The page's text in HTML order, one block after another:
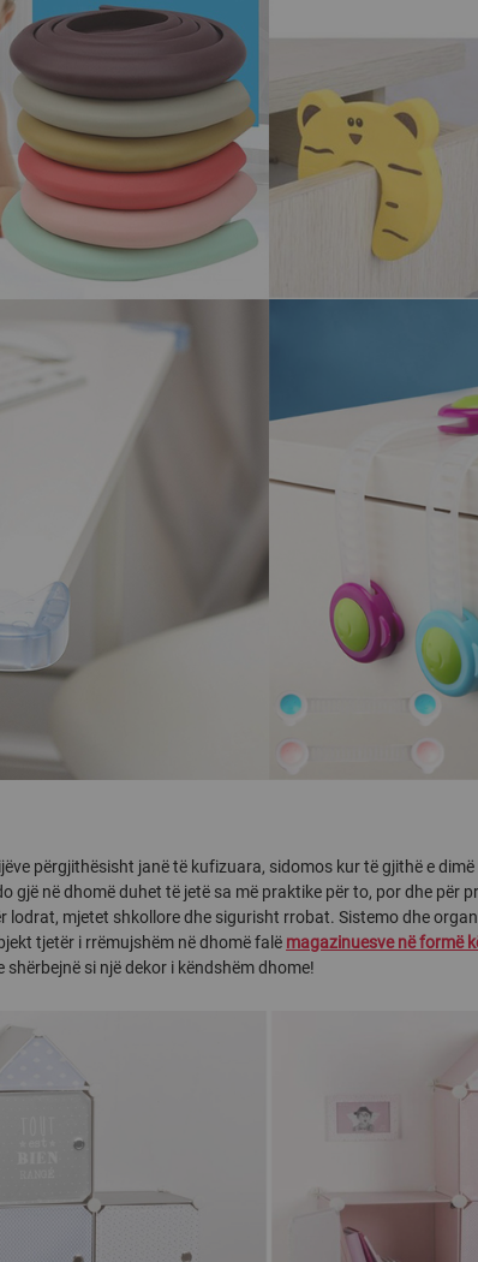
përgjithësisht janë të kufizuara, sidomos kur të gjithë e
gjë në dhomë duhet të jetë sa më praktike për to, por dhe për
lodrat, mjetet shkollore dhe sigurisht rrobat. Sistemo dhe
tjetër i rrëmujshëm në dhomë falë magazinuesve në formë
si një dekor i këndshëm dhome!